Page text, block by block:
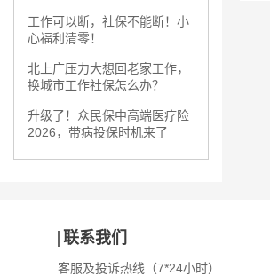
工作可以断，社保不能断！小
心福利清零！
北上广压力大想回老家工作，
换城市工作社保怎么办？
升级了！众民保中高端医疗险
2026，带病投保时机来了
联系我们
客服及投诉热线（7*24小时）